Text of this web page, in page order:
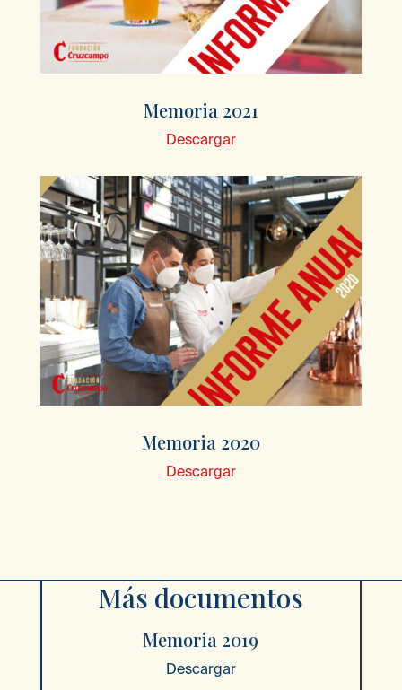
Memoria 2021
Descargar
Memoria 2020
Descargar
Más documentos
Memoria 2019
Descargar